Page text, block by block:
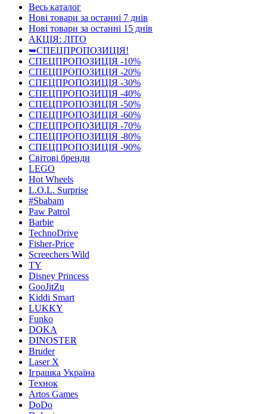
Весь каталог
Нові товари за останнi 7 днiв
Нові товари за останнi 15 днiв
АКЦІЯ: ЛІТО
➥СПЕЦПРОПОЗИЦІЯ!
СПЕЦПРОПОЗИЦІЯ -10%
СПЕЦПРОПОЗИЦІЯ -20%
СПЕЦПРОПОЗИЦІЯ -30%
СПЕЦПРОПОЗИЦІЯ -40%
СПЕЦПРОПОЗИЦІЯ -50%
СПЕЦПРОПОЗИЦІЯ -60%
СПЕЦПРОПОЗИЦІЯ -70%
СПЕЦПРОПОЗИЦІЯ -80%
СПЕЦПРОПОЗИЦІЯ -90%
Світові бренди
LEGO
Hot Wheels
L.O.L. Surprise
#Sbabam
Paw Patrol
Barbie
TechnoDrive
Fisher-Price
Screechers Wild
TY
Disney Princess
GooJitZu
Kiddi Smart
LUKKY
Funko
DOKA
DINOSTER
Bruder
Laser X
Іграшка Україна
Технок
Artos Games
DoDo